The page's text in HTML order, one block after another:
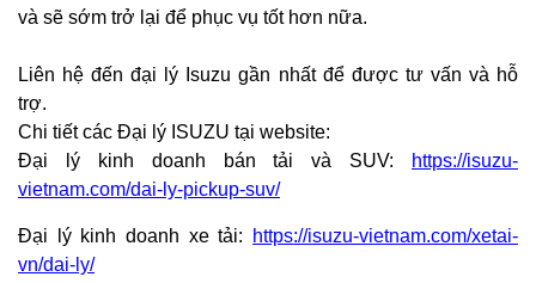
và sẽ sớm trở lại để phục vụ tốt hơn nữa.
Liên hệ đến đại lý Isuzu gần nhất để được tư vấn và hỗ
trợ.
Chi tiết các Đại lý ISUZU tại website:
Đại lý kinh doanh bán tải và SUV:
https://isuzu-
vietnam.com/dai-ly-pickup-suv/
Đại lý kinh doanh xe tải:
https://isuzu-vietnam.com/xetai-
vn/dai-ly/